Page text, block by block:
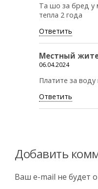
Та шо за бред у
тепла 2 года
Ответить
Местный
06.04.2024
Платите за
Ответить
Добавить
Ваш e-mail не будет